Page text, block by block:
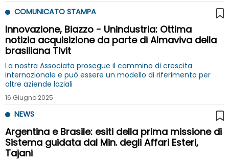
COMUNICATO STAMPA
Innovazione, Biazzo - Unindustria: Ottima
notizia acquisizione da parte di Almaviva della
brasiliana Tivit
La nostra Associata prosegue il cammino di crescita
internazionale e può essere un modello di riferimento per
altre aziende laziali
16 Giugno 2025
NEWS
Argentina e Brasile: esiti della prima missione di
Sistema guidata dal Min. degli Affari Esteri,
Tajani